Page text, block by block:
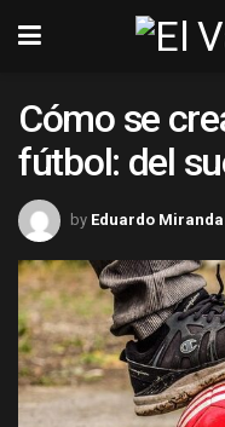
Cómo se
fútbol: del
by Eduardo Miranda